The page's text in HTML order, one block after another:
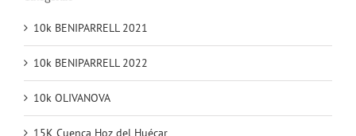
10k BENIPARRELL 2021
10k BENIPARRELL 2022
10k OLIVANOVA
15K Cuenca Hoz del Huécar